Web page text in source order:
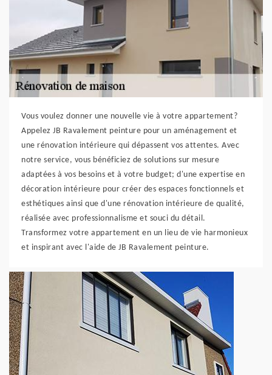
Vous voulez donner une nouvelle vie à votre appartement?
Appelez JB Ravalement peinture pour un aménagement et
une rénovation intérieure qui dépassent vos attentes. Avec
notre service, vous bénéficiez de solutions sur mesure
adaptées à vos besoins et à votre budget; d'une expertise en
décoration intérieure pour créer des espaces fonctionnels et
esthétiques ainsi que d'une rénovation intérieure de qualité,
réalisée avec professionnalisme et souci du détail.
Transformez votre appartement en un lieu de vie harmonieux
et inspirant avec l'aide de JB Ravalement peinture.